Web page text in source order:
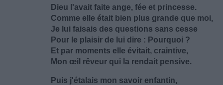
Dieu l'avait faite ange, fée et princesse.
Comme elle était bien plus grande que moi,
Je lui faisais des questions sans cesse
Pour le plaisir de lui dire : Pourquoi ?
Et par moments elle évitait, craintive,
Mon œil rêveur qui la rendait pensive.
Puis j'étalais mon savoir enfantin,